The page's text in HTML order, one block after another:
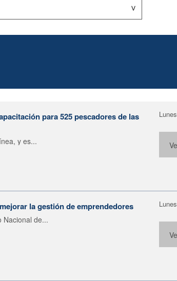
para 525 pescadores de las
y es...
la gestión de emprendedores
Nacional de...